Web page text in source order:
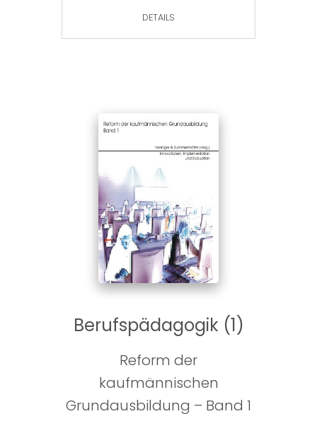
DETAILS
Berufspädagogik (1)
Reform der
kaufmännischen
Grundausbildung – Band 1